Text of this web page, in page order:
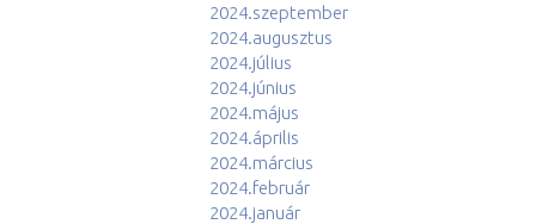
2024.szeptember
2024.augusztus
2024.július
2024.június
2024.május
2024.április
2024.március
2024.február
2024.január